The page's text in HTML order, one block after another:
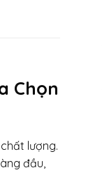
Chọn
lượng.
đầu,